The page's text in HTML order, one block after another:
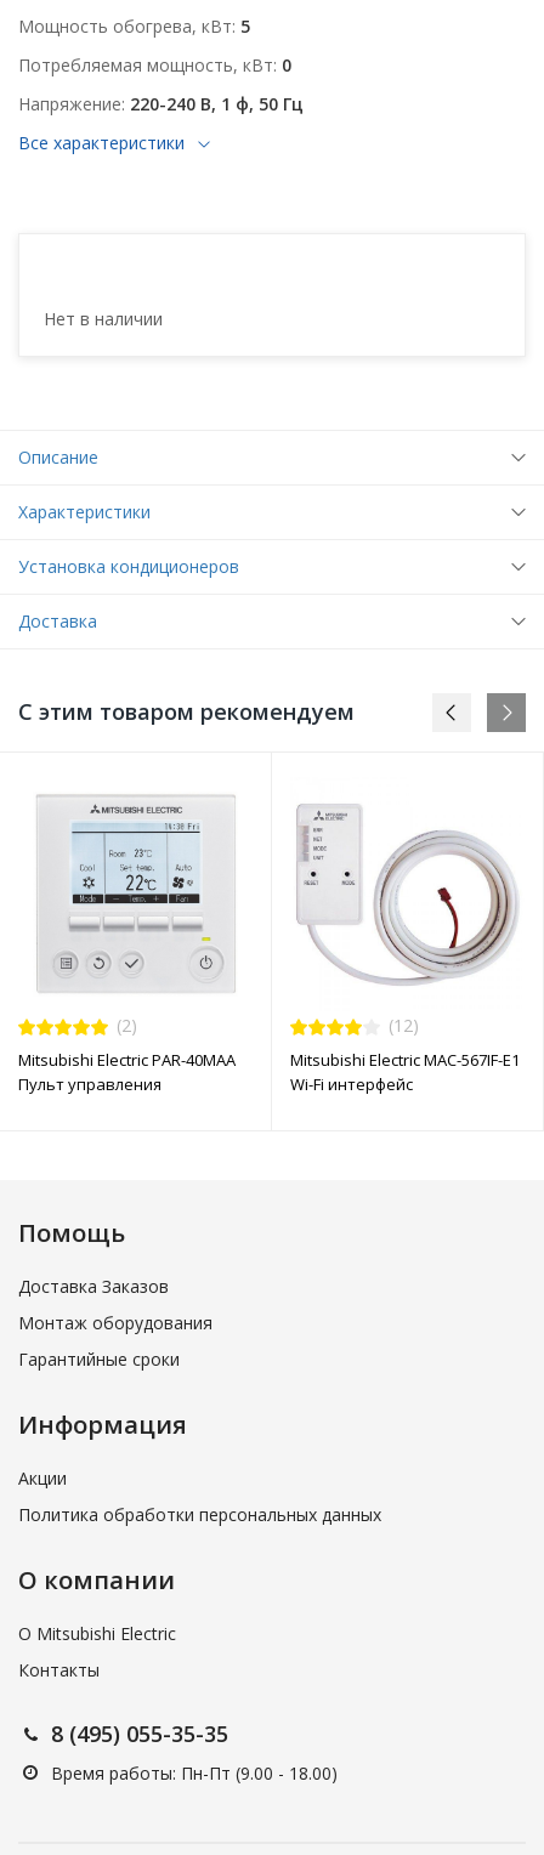
Мощность обогрева, кВт 5
Потребляемая мощность, кВт 0
Напряжение 220-240 В, 1 ф, 50 Гц
Все характеристики
Нет в наличии
Описание
Характеристики
Установка кондиционеров
Доставка
С этим товаром рекомендуем
(2)
Mitsubishi Electric PAR-40MAA
Пульт управления
(12)
Mitsubishi Electric MAC-567IF-E1
Wi-Fi интерфейс
Помощь
Доставка Заказов
Монтаж оборудования
Гарантийные сроки
Информация
Акции
Политика обработки персональных данных
О компании
О Mitsubishi Electric
Контакты
8 (495) 055-35-35
Время работы: Пн-Пт (9.00 - 18.00)